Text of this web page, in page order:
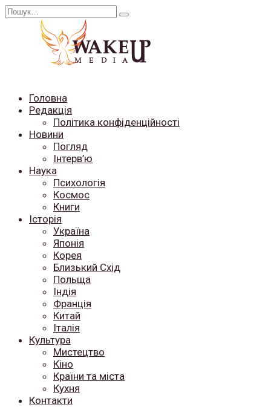
Перейти
Search
Головна
Редакція
Політика конфіденційності
Новини
Погляд
Інтерв’ю
Наука
Психологія
Космос
Книги
Історія
Україна
Японія
Корея
Близький Схід
Польща
Індія
Франція
Китай
Італія
Культура
Мистецтво
Кіно
Країни та міста
Кухня
Контакти